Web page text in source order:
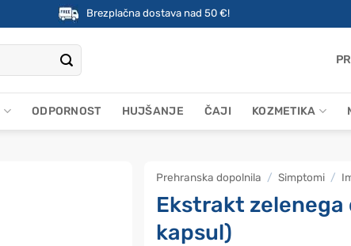
Brezplačna dostava nad 50 €!
ODPORNOST HUJŠANJE ČAJI KOZMETIKA
Prehranska dopolnila / Simptomi /
Ekstrakt zelenega
kapsul)